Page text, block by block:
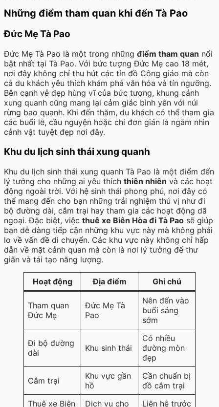
Những điểm tham quan khi đến Tà Pao
Đức Mẹ Tà Pao
Đức Mẹ Tà Pao là một trong những điểm tham quan nổi
bật nhất tại Tà Pao. Với bức tượng Đức Mẹ cao 18 mét,
nơi đây không chỉ thu hút các tín đồ Công giáo mà còn
cả du khách yêu thích khám phá văn hóa và tín ngưỡng.
Bên cạnh vẻ đẹp hùng vĩ của bức tượng, khung cảnh
xung quanh cũng mang lại cảm giác bình yên với núi
rừng bao quanh. Khi đến thăm, du khách có thể tham gia
các buổi lễ, cầu nguyện hoặc chỉ đơn giản là ngắm nhìn
cảnh vật tuyệt đẹp nơi đây.
Khu du lịch sinh thái xung quanh
Khu du lịch sinh thái xung quanh Tà Pao là một điểm đến
lý tưởng cho những ai yêu thích thiên nhiên và các hoạt
động ngoài trời. Với hệ sinh thái phong phú, nơi đây có
thể mang đến cho bạn những trải nghiệm thú vị như đi
bộ đường dài, cắm trại hay tham gia các hoạt động dã
ngoại. Đặc biệt, việc thuê xe Biên Hòa đi Tà Pao sẽ giúp
bạn dễ dàng tiếp cận những khu vực này mà không phải
lo về vấn đề di chuyển. Các khu vực này không chỉ hấp
dẫn về mặt cảnh quan mà còn là nơi lý tưởng để thư
giãn và tái tạo năng lượng.
Hoạt động Địa điểm Ghi chú
Tham quan
Đức Mẹ
Đức Mẹ Tà
Pao
Nên đến vào
buổi sáng
sớm
Đi bộ đường
dài
Khu sinh thái
Có nhiều
đường mòn
đẹp
Cắm trại
Khu vực gần
hồ
Cần chuẩn bị
đồ cắm trại
Thuê xe Biên
Dịch vụ cho Liên hệ trước